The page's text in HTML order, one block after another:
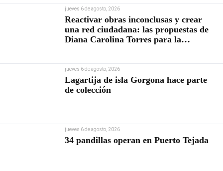
jueves 6 de agosto, 2026
Reactivar obras inconclusas y crear
una red ciudadana: las propuestas de
Diana Carolina Torres para la
jueves 6 de agosto, 2026
Lagartija de isla Gorgona hace parte
de colección
jueves 6 de agosto, 2026
34 pandillas operan en Puerto Tejada